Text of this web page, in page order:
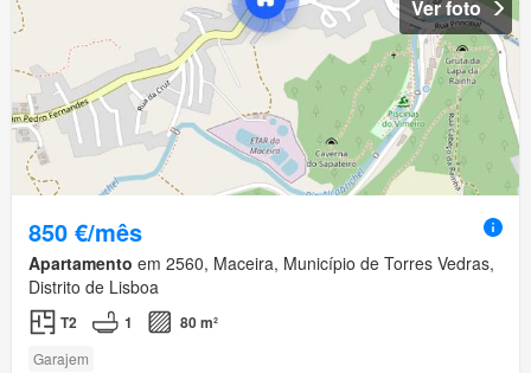
Ver foto
850 €/mês
Apartamento em 2560, Maceira, Município de Torres Vedras,
Distrito de Lisboa
T2 1 80 m²
Garajem